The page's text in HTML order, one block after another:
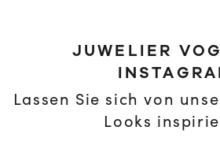
JUWELIER
Lassen Sie sich von
Looks